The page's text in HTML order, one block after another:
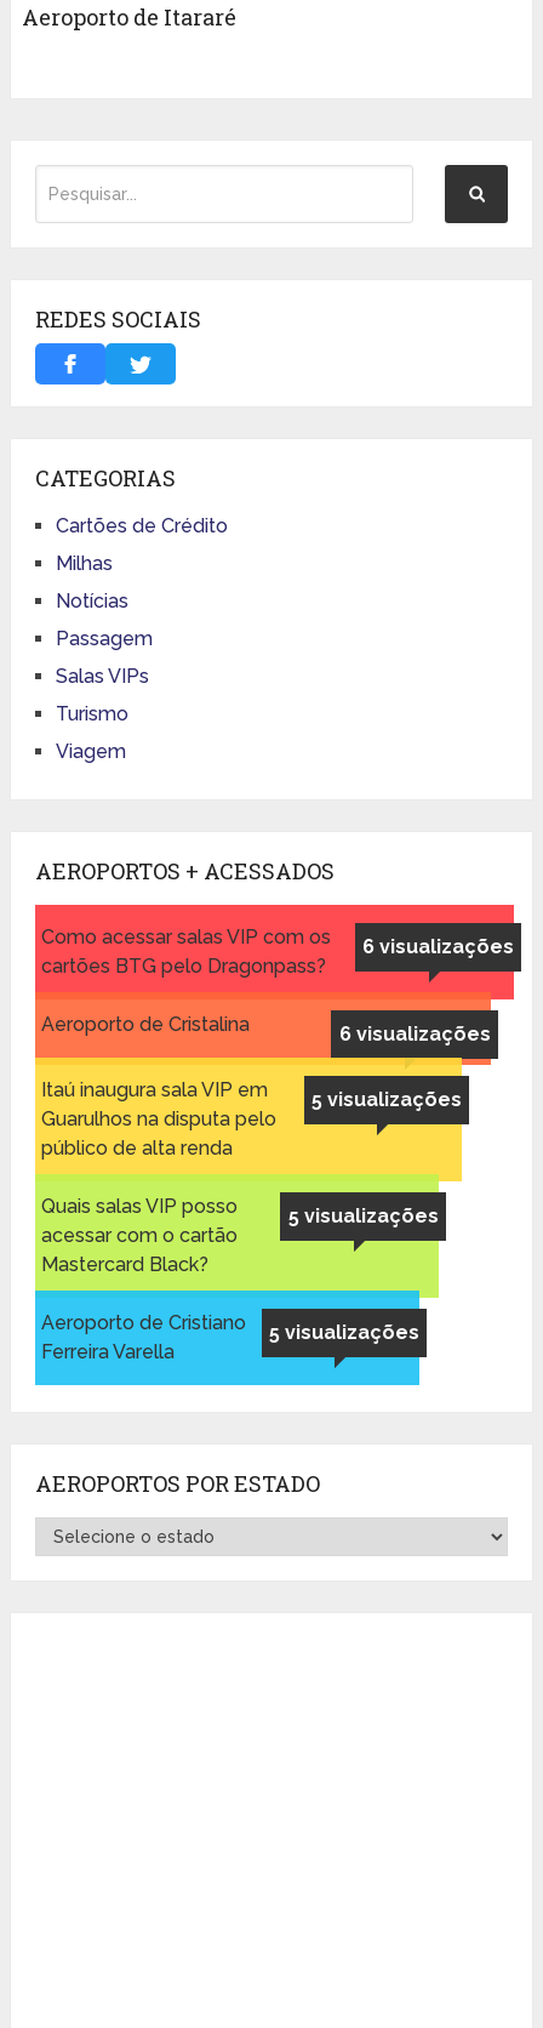
Aeroporto de Itararé
REDES SOCIAIS
CATEGORIAS
Cartões de Crédito
Milhas
Notícias
Passagem
Salas VIPs
Turismo
Viagem
AEROPORTOS + ACESSADOS
6 visualizações
Como acessar salas VIP com os
cartões BTG pelo Dragonpass?
6 visualizações
Aeroporto de Cristalina
5 visualizações
Itaú inaugura sala VIP em
Guarulhos na disputa pelo
público de alta renda
5 visualizações
Quais salas VIP posso
acessar com o cartão
Mastercard Black?
5 visualizações
Aeroporto de Cristiano
Ferreira Varella
AEROPORTOS POR ESTADO
Aeroportos
por